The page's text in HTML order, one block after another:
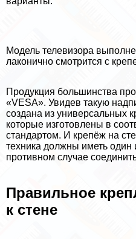
Модель телевизора
лаконично смотрится с
Продукция большинства
«VESA». Увидев такую
создана из универсальных
которые изготовлены в
стандартом. И крепёж на
техника должны иметь один
противном случае
Правильное
к стене